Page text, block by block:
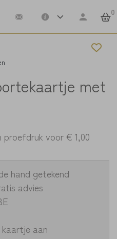
0
met
proefdruk voor€ 1,00
hand getekend
advies
aan